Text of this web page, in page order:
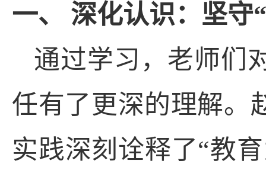
一、 深化认识：坚守“
通过学习，老师们
任有了更深的理解。
实践深刻诠释了“教